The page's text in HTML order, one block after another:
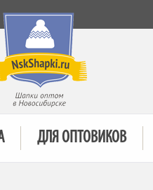
ДЛЯ ОПТОВИКОВ